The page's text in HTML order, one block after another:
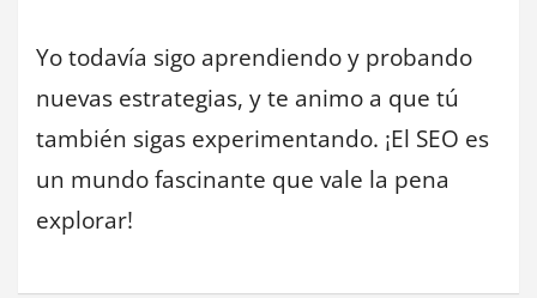
Yo todavía sigo aprendiendo y probando
nuevas estrategias, y te animo a que tú
también sigas experimentando. ¡El SEO es
un mundo fascinante que vale la pena
explorar!